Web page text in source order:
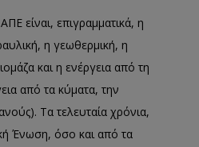
είναι, επιγραμματικά, η
η γεωθερμική, η
και η ενέργεια από τη
από τα κύματα, την
Τα τελευταία χρόνια,
Ένωση, όσο και από τα